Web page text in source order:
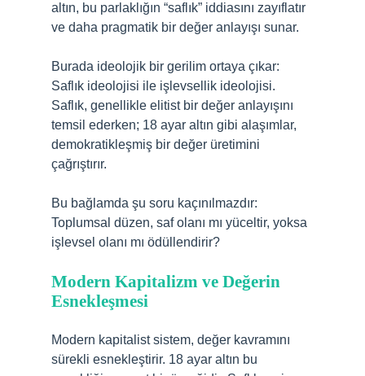
altın, bu parlaklığın “saflık” iddiasını zayıflatır
ve daha pragmatik bir değer anlayışı sunar.
Burada ideolojik bir gerilim ortaya çıkar:
Saflık ideolojisi ile işlevsellik ideolojisi.
Saflık, genellikle elitist bir değer anlayışını
temsil ederken; 18 ayar altın gibi alaşımlar,
demokratikleşmiş bir değer üretimini
çağrıştırır.
Bu bağlamda şu soru kaçınılmazdır:
Toplumsal düzen, saf olanı mı yüceltir, yoksa
işlevsel olanı mı ödüllendirir?
Modern Kapitalizm ve Değerin
Esnekleşmesi
Modern kapitalist sistem, değer kavramını
sürekli esnekleştirir. 18 ayar altın bu